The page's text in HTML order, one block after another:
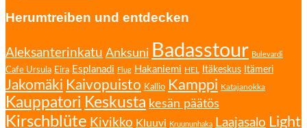
Herumtreiben und entdecken
Aleksanterinkatu Anksuni Badasstour Bulevardi
Cafe Ursula Eira Esplanadi Flug Hakaniemi HEL Itäkeskus Itämeri
Jakomäki Kaivopuisto Kallio Kamppi Katajanokka
Kauppatori Keskusta kesän päätös
Kirschblüte Kivikko Kluuvi Kruununhaka Laajasalo Light